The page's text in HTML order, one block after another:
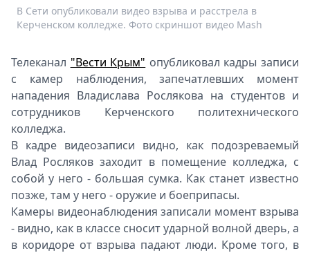
2026
Скачай
В Сети опубликовали видео взрыва и расстрела в
Керченском колледже. Фото скриншот видео Mash
Телеканал "Вести Крым" опубликовал кадры записи
с камер наблюдения, запечатлевших момент
нападения Владислава Рослякова на студентов и
сотрудников Керченского политехнического
колледжа.
В кадре видеозаписи видно, как подозреваемый
Влад Росляков заходит в помещение колледжа, с
собой у него - большая сумка. Как станет известно
позже, там у него - оружие и боеприпасы.
Камеры видеонаблюдения записали момент взрыва
- видно, как в классе сносит ударной волной дверь, а
в коридоре от взрыва падают люди. Кроме того, в